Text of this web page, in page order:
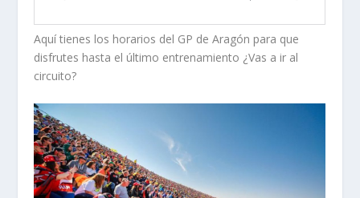
Aquí tienes los horarios del GP de Aragón para que
disfrutes hasta el último entrenamiento ¿Vas a ir al
circuito?